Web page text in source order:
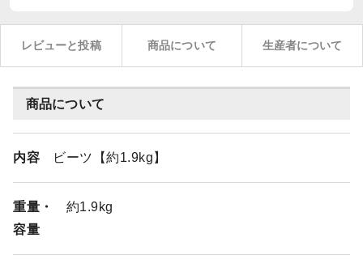
レビューと投稿 商品について 生産者について
商品について
内容 ビーツ【約1.9kg】
重量・
容量
約1.9kg